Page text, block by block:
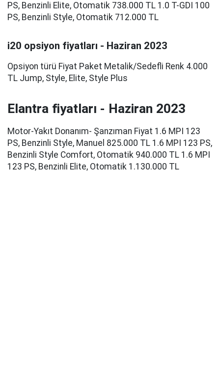
PS, Benzinli Elite, Otomatik 738.000 TL 1.0 T-GDI 100
PS, Benzinli Style, Otomatik 712.000 TL
i20 opsiyon fiyatları - Haziran 2023
Opsiyon türü Fiyat Paket Metalik/Sedefli Renk 4.000
TL Jump, Style, Elite, Style Plus
Elantra fiyatları - Haziran 2023
Motor-Yakıt Donanım- Şanzıman Fiyat 1.6 MPI 123
PS, Benzinli Style, Manuel 825.000 TL 1.6 MPI 123 PS,
Benzinli Style Comfort, Otomatik 940.000 TL 1.6 MPI
123 PS, Benzinli Elite, Otomatik 1.130.000 TL